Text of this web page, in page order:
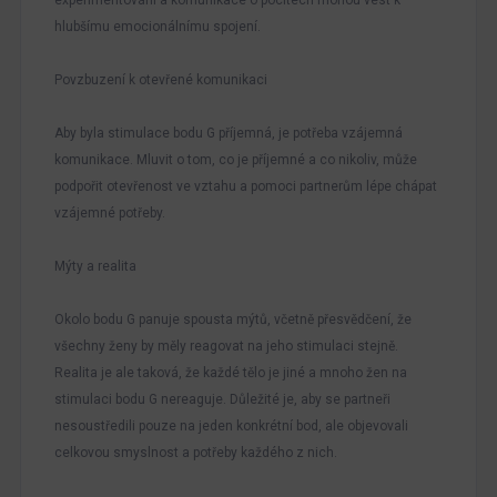
hlubšímu emocionálnímu spojení.
Povzbuzení k otevřené komunikaci
Aby byla stimulace bodu G příjemná, je potřeba vzájemná
komunikace. Mluvit o tom, co je příjemné a co nikoliv, může
podpořit otevřenost ve vztahu a pomoci partnerům lépe chápat
vzájemné potřeby.
Mýty a realita
Okolo bodu G panuje spousta mýtů, včetně přesvědčení, že
všechny ženy by měly reagovat na jeho stimulaci stejně.
Realita je ale taková, že každé tělo je jiné a mnoho žen na
stimulaci bodu G nereaguje. Důležité je, aby se partneři
nesoustředili pouze na jeden konkrétní bod, ale objevovali
celkovou smyslnost a potřeby každého z nich.